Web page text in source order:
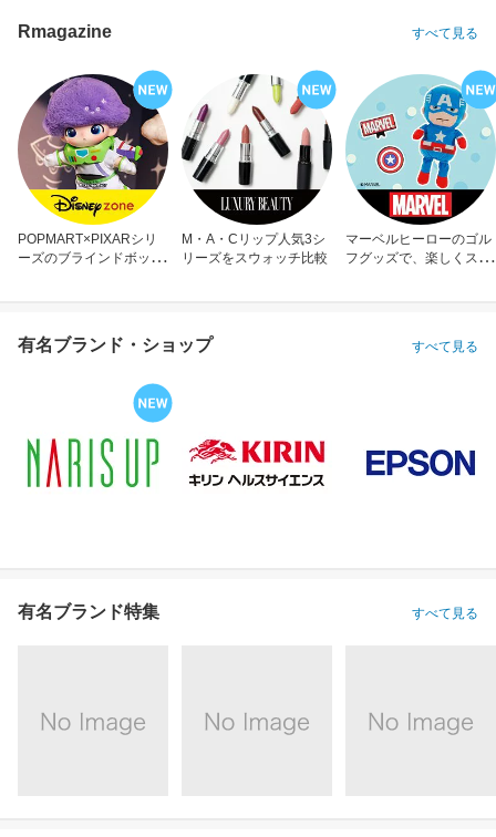
Rmagazine すべて見る
POPMART×PIXARシリ
ーズのブラインドボック
M・A・Cリップ人気3シ
リーズをスウォッチ比較
マーベルヒーローのゴル
フグッズで、楽しくスコ
有名ブランド・ショップ すべて見る
有名ブランド特集 すべて見る